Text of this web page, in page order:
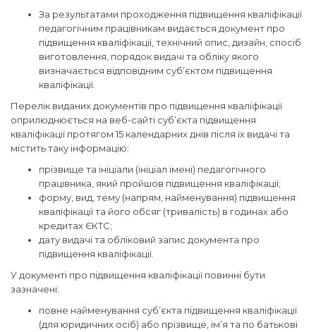
За результатами проходження підвищення кваліфікації
педагогічним працівникам видається документ про
підвищення кваліфікації, технічний опис, дизайн, спосіб
виготовлення, порядок видачі та обліку якого
визначається відповідним суб’єктом підвищення
кваліфікації.
Перелік виданих документів про підвищення кваліфікації
оприлюднюється на веб-сайті суб’єкта підвищення
кваліфікації протягом 15 календарних днів після їх видачі та
містить таку інформацію:
прізвище та ініціали (ініціал імені) педагогічного
працівника, який пройшов підвищення кваліфікації;
форму, вид, тему (напрям, найменування) підвищення
кваліфікації та його обсяг (тривалість) в годинах або
кредитах ЄКТС;
дату видачі та обліковий запис документа про
підвищення кваліфікації.
У документі про підвищення кваліфікації повинні бути
зазначені:
повне найменування суб’єкта підвищення кваліфікації
(для юридичних осіб) або прізвище, ім’я та по батькові